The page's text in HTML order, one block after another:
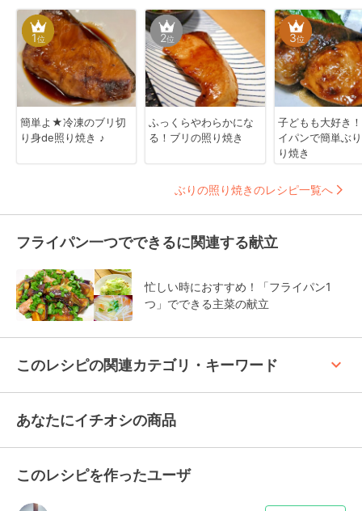
1位
簡単よ★冷凍のブリ切
り身de照り焼き ♪
2位
ふっくらやわらかにな
る！ブリの照り焼き
3位
子どもも大好き
イパンで簡単ぶ
り焼き
ぶりの照り焼きのレシピ一覧へ
フライパン一つでできるに関連する献立
忙しい時におすすめ！「フライパン1
つ」でできる主菜の献立
このレシピの関連カテゴリ・キーワード keyboard_arrow_up
あなたにイチオシの商品
このレシピを作ったユーザ